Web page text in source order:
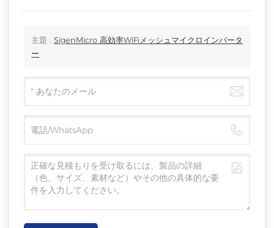
主題 : SigenMicro 高効率WiFiメッシュマイクロインバータ
ー